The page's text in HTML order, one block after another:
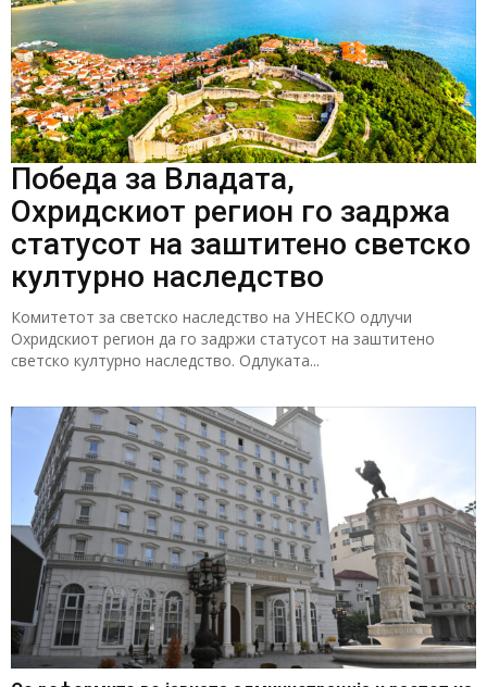
Победа за Владата,
Охридскиот регион го задржа
статусот на заштитено светско
културно наследство
Комитетот за светско наследство на УНЕСКО одлучи
Охридскиот регион да го задржи статусот на заштитено
светско културно наследство. Одлуката...